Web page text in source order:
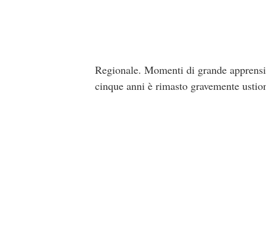
Regionale. Momenti di grande
cinque anni è rimasto gravemente